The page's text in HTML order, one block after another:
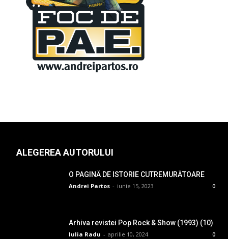
ALEGEREA AUTORULUI
O PAGINĂ DE ISTORIE CUTREMURĂTOARE
Andrei Partos - iunie 15, 2023 0
Arhiva revistei Pop Rock & Show (1993) (10)
Iulia Radu - aprilie 10, 2024 0